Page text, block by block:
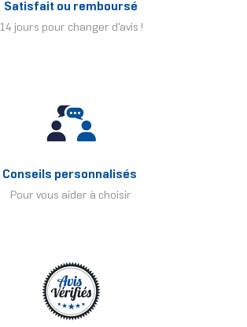
Satisfait ou remboursé
14 jours pour changer d'avis !
Conseils personnalisés
Pour vous aider à choisir